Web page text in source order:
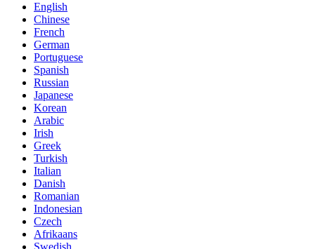
English
Chinese
French
German
Portuguese
Spanish
Russian
Japanese
Korean
Arabic
Irish
Greek
Turkish
Italian
Danish
Romanian
Indonesian
Czech
Afrikaans